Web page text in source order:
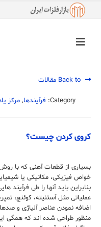
Category: فرآیندها, مرکز
کروی کردن چیست؟
بسیاری از قطعات آهنی که با
خواص فیزیکی، مکانیکی یا
بنابراین باید آنها را طی
عملیاتی مثل آستنیته، کوئنچ،
اضافه نمودن عناصر آلیاژی و
منظور طراحی شده اند که همگی